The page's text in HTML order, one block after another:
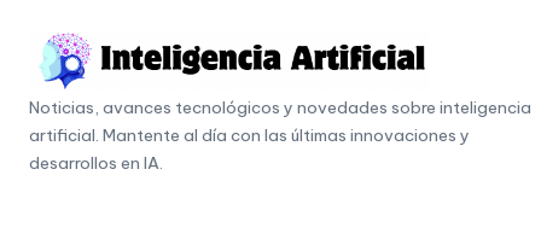
content
I
n
t
Noticias, avances tecnológicos y novedades sobre inteligencia
artificial. Mantente al día con las últimas innovaciones y
desarrollos en IA.